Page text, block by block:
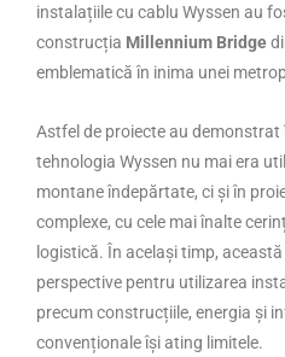
instalațiile cu cablu Wyssen au
construcția Millennium Bridge
emblematică în inima unei
Astfel de proiecte au
tehnologia Wyssen nu mai era
montane îndepărtate, ci și în
complexe, cu cele mai înalte
logistică. În același timp,
perspective pentru utilizarea
precum construcțiile, energia și
convenționale își ating limitele.